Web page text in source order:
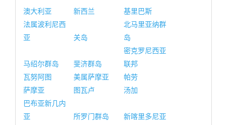
澳大利亚 新西兰
基里巴斯
法属波利尼西
亚
关岛
北马里亚纳群
岛
马绍尔群岛 斐济群岛
密克罗尼西亚
联邦
瓦努阿图
美属萨摩亚
帕劳
萨摩亚
图瓦卢
汤加
巴布亚新几内
亚
所罗门群岛
新喀里多尼亚